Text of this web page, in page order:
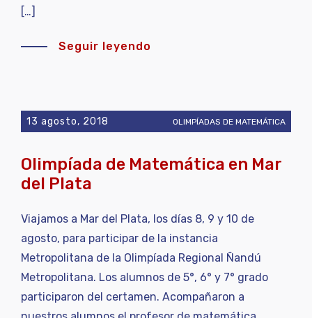
[…]
Seguir leyendo
13 agosto, 2018 OLIMPÍADAS DE MATEMÁTICA
Olimpíada de Matemática en Mar
del Plata
Viajamos a Mar del Plata, los días 8, 9 y 10 de
agosto, para participar de la instancia
Metropolitana de la Olimpíada Regional Ñandú
Metropolitana. Los alumnos de 5°, 6° y 7° grado
participaron del certamen. Acompañaron a